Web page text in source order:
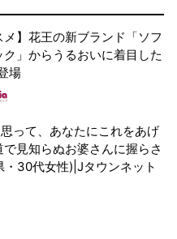
メ】花王の新ブランド「ソフ
ク」からうるおいに着目した
場
思って、あなたにこれをあげ
見知らぬお婆さんに握らさ
・30代女性)|Jタウンネット